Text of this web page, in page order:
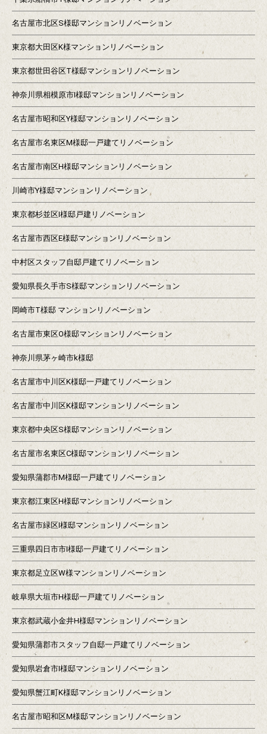
名古屋市北区S様邸マンションリノベーション
東京都大田区K様マンションリノベーション
東京都世田谷区T様邸マンションリノベーション
神奈川県相模原市I様邸マンションリノベーション
名古屋市昭和区Y様邸マンションリノベーション
名古屋市名東区M様邸一戸建てリノベーション
名古屋市南区H様邸マンションリノベーション
川崎市Y様邸マンションリノベーション
東京都杉並区I様邸戸建リノベーション
名古屋市西区E様邸マンションリノベーション
中村区スタッフ自邸戸建てリノベーション
愛知県長久手市S様邸マンションリノベーション
岡崎市T様邸 マンションリノベーション
名古屋市東区O様邸マンションリノベーション
神奈川県茅ヶ崎市k様邸
名古屋市中川区K様邸一戸建てリノベーション
名古屋市中川区K様邸マンションリノベーション
東京都中央区S様邸マンションリノベーション
名古屋市名東区C様邸マンションリノベーション
愛知県蒲郡市M様邸一戸建てリノベーション
東京都江東区H様邸マンションリノベーション
名古屋市緑区I様邸マンションリノベーション
三重県四日市市I様邸一戸建てリノベーション
東京都足立区W様マンションリノベーション
岐阜県大垣市H様邸一戸建てリノベーション
東京都武蔵小金井H様邸マンションリノベーション
愛知県蒲郡市スタッフ自邸一戸建てリノベーション
愛知県岩倉市I様邸マンションリノベーション
愛知県蟹江町K様邸マンションリノベーション
名古屋市昭和区M様邸マンションリノベーション